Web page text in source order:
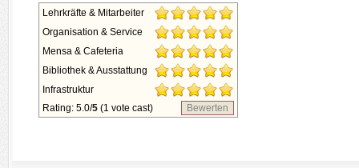
Lehrkräfte & Mitarbeiter
Organisation & Service
Mensa & Cafeteria
Bibliothek & Ausstattung
Infrastruktur
Rating: 5.0/5 (1 vote cast) Bewerten